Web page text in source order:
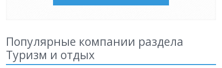
Популярные компании раздела
Туризм и отдых